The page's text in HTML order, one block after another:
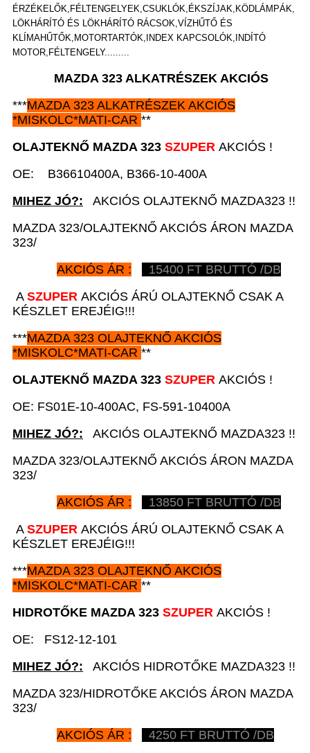
ÉRZÉKELŐK,FÉLTENGELYEK,CSUKLÓK,ÉKSZÍJAK,KÖDLÁMPÁK,
LÖKHÁRÍTÓ ÉS LÖKHÁRÍTÓ RÁCSOK,VÍZHŰTŐ ÉS
KLÍMAHŰTŐK,MOTORTARTÓK,INDEX KAPCSOLÓK,INDÍTÓ
MOTOR,FÉLTENGELY.........
MAZDA 323 ALKATRÉSZEK AKCIÓS
***MAZDA 323 ALKATRÉSZEK AKCIÓS
*MISKOLC*MATI-CAR **
OLAJTEKNŐ MAZDA 323 SZUPER AKCIÓS !
OE: B36610400A, B366-10-400A
MIHEZ JÓ?: AKCIÓS OLAJTEKNŐ MAZDA323 !!
MAZDA 323/OLAJTEKNŐ AKCIÓS ÁRON MAZDA
323/
AKCIÓS ÁR :
15400 FT BRUTTÓ /DB
A SZUPER AKCIÓS ÁRÚ OLAJTEKNŐ CSAK A
KÉSZLET EREJÉIG!!!
***MAZDA 323 OLAJTEKNŐ AKCIÓS
*MISKOLC*MATI-CAR **
OLAJTEKNŐ MAZDA 323 SZUPER AKCIÓS !
OE: FS01E-10-400AC, FS-591-10400A
MIHEZ JÓ?: AKCIÓS OLAJTEKNŐ MAZDA323 !!
MAZDA 323/OLAJTEKNŐ AKCIÓS ÁRON MAZDA
323/
AKCIÓS ÁR :
13850 FT BRUTTÓ /DB
A SZUPER AKCIÓS ÁRÚ OLAJTEKNŐ CSAK A
KÉSZLET EREJÉIG!!!
***MAZDA 323 OLAJTEKNŐ AKCIÓS
*MISKOLC*MATI-CAR **
HIDROTŐKE MAZDA 323 SZUPER AKCIÓS !
OE: FS12-12-101
MIHEZ JÓ?: AKCIÓS HIDROTŐKE MAZDA323 !!
MAZDA 323/HIDROTŐKE AKCIÓS ÁRON MAZDA
323/
AKCIÓS ÁR :
4250 FT BRUTTÓ /DB